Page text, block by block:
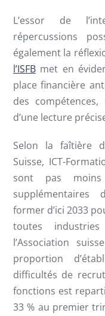
L’essor de
répercussions
également la
l’ISFB met en
place financière
des
d’une lecture
Selon la faîtière
Suisse, ICT-
sont pas
supplémentaires
former d’ici 2033
toutes
l’Association
proportion
difficultés de
fonctions est
33 % au premier